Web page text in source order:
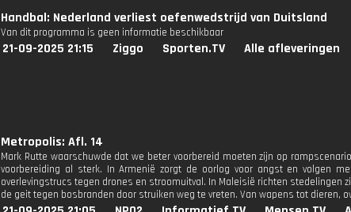
Handbal: Nederland verliest oefenwedstrijd van Duitsland
Van dit programma is geen informatie beschikbaar
21-09-2025 21:15 Ziggo Sporten.TV Alle afleveringen
Metropolis: Afl. 14
Mark Rutte waarschuwde dat we beter voorbereid moeten zijn op
voorbereiding al sterk. In Armenië zorgt de oorlog voor angst en volgen
overlevingstrucs tegen drones en stroomuitval. In Maleisië richten stedelingen
de geit tegen bosbranden door struiken weg te vreten. Van wapens tot dieren,